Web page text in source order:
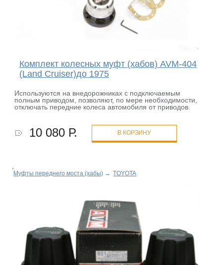
Комплект колесных муфт (хабов) AVM-404
(Land Cruiser)до 1975
Используются на внедорожниках с подключаемым
полным приводом, позволяют, по мере необходимости,
отключать передние колеса автомобиля от приводов.
10 080 Р. В КОРЗИНУ
Муфты переднего моста (хабы) → TOYOTA